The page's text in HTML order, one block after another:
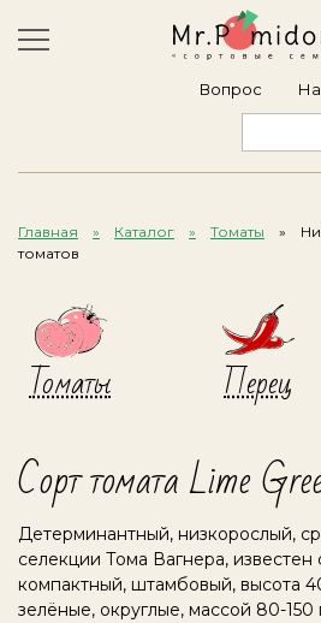
Вопрос
Главная Каталог Томаты
томатов
Томаты Перец
Сорт томата Lime
Детерминантный, низкорослый,
селекции Тома Вагнера, известен
компактный, штамбовый, высота
зелёные, округлые, массой 80-150